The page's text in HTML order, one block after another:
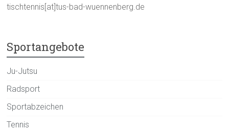
tischtennis[at]tus-bad-wuennenberg.de
Sportangebote
Ju-Jutsu
Radsport
Sportabzeichen
Tennis